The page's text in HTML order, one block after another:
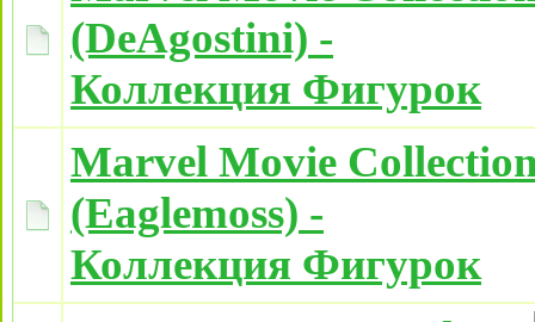
(DeAgostini) -
Коллекция Фигурок
Marvel Movie
(Eaglemoss) -
Коллекция Фигурок